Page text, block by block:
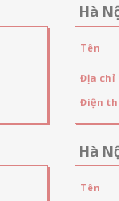
Hà
Tên
Địa chỉ
Điện
Hà
Tên